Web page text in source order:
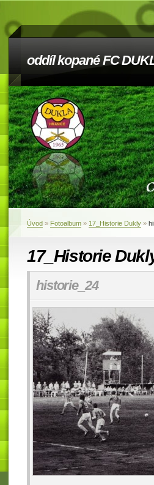
oddíl kopané FC
Úvod » Fotoalbum » 17_Historie Dukly »
17_Historie
historie_24